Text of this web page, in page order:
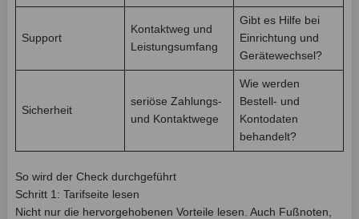
Support
Kontaktweg und
Leistungsumfang
Gibt es Hilfe bei
Einrichtung und
Gerätewechsel?
Sicherheit
seriöse Zahlungs-
und Kontaktwege
Wie werden
Bestell- und
Kontodaten
behandelt?
So wird der Check durchgeführt
Schritt 1: Tarifseite lesen
Nicht nur die hervorgehobenen Vorteile lesen. Auch Fußnoten,